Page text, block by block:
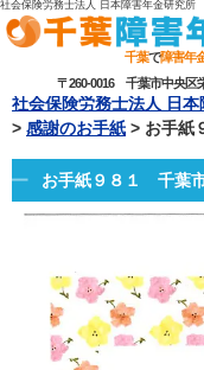
社会保険労務士法人 日本障害年金研究所
千葉で障害年
〒260-0016 千葉市中央区
社会保険労務士法人 日
> 感謝のお手紙 > お手紙
お手紙９８１ 千葉